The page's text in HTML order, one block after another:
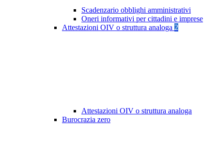
Scadenzario obblighi amministrativi
Oneri informativi per cittadini e imprese
Attestazioni OIV o struttura analoga 2
Attestazioni OIV o struttura analoga
Burocrazia zero